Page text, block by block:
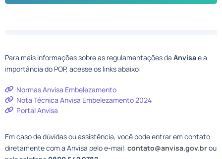
Para mais informações sobre as regulamentações da Anvisae a
importância do POP, acesse os links abaixo:
Normas Anvisa Embelezamento
Nota Técnica Anvisa Embelezamento 2024
Portal Anvisa
Em caso de dúvidas ou assistência, você pode entrar em contato
diretamente com a Anvisa pelo e-mail: contato@anvisa.gov.brou